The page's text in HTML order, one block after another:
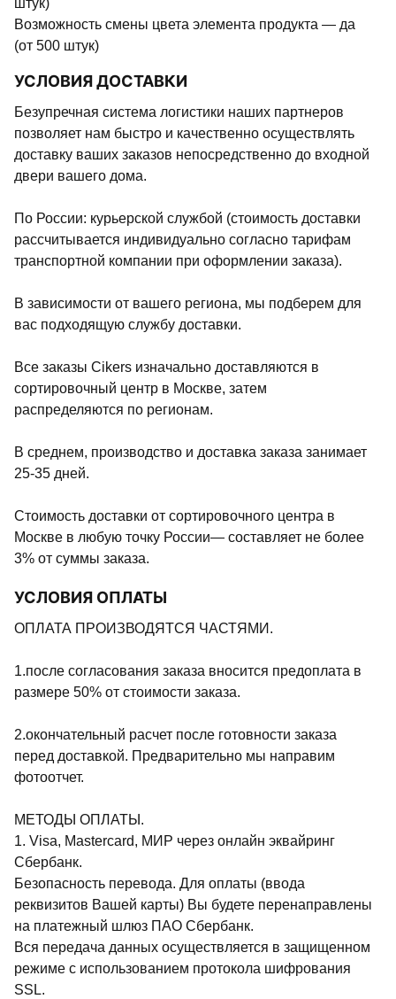
штук)
Возможность смены цвета элемента продукта — да
(от 500 штук)
УСЛОВИЯ ДОСТАВКИ
Безупречная система логистики наших партнеров
позволяет нам быстро и качественно осуществлять
доставку ваших заказов непосредственно до входной
двери вашего дома.
По России: курьерской службой (стоимость доставки
рассчитывается индивидуально согласно тарифам
транспортной компании при оформлении заказа).
В зависимости от вашего региона, мы подберем для
вас подходящую службу доставки.
Все заказы Cikers изначально доставляются в
сортировочный центр в Москве, затем
распределяются по регионам.
В среднем, производство и доставка заказа занимает
25-35 дней.
Стоимость доставки от сортировочного центра в
Москве в любую точку России— составляет не более
3% от суммы заказа.
УСЛОВИЯ ОПЛАТЫ
ОПЛАТА ПРОИЗВОДЯТСЯ ЧАСТЯМИ.
1.после согласования заказа вносится предоплата в
размере 50% от стоимости заказа.
2.окончательный расчет после готовности заказа
перед доставкой. Предварительно мы направим
фотоотчет.
МЕТОДЫ ОПЛАТЫ.
1. Visa, Mastercard, МИР через онлайн эквайринг
Сбербанк.
Безопасность перевода. Для оплаты (ввода
реквизитов Вашей карты) Вы будете перенаправлены
на платежный шлюз ПАО Сбербанк.
Вся передача данных осуществляется в защищенном
режиме с использованием протокола шифрования
SSL.